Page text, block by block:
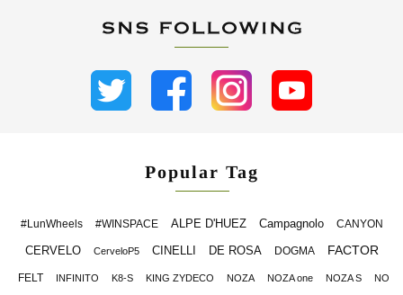
Popular Tag
#LunWheels #WINSPACE ALPE D'HUEZ Campagnolo CANYON
CERVELO CerveloP5 CINELLI DE ROSA DOGMA FACTOR
FELT INFINITO K8-S KING ZYDECO NOZA NOZA one NOZA S NO